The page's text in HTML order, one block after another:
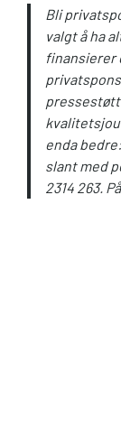
Bli
valgt å ha
finansierer
enda
slant med
2314 263.